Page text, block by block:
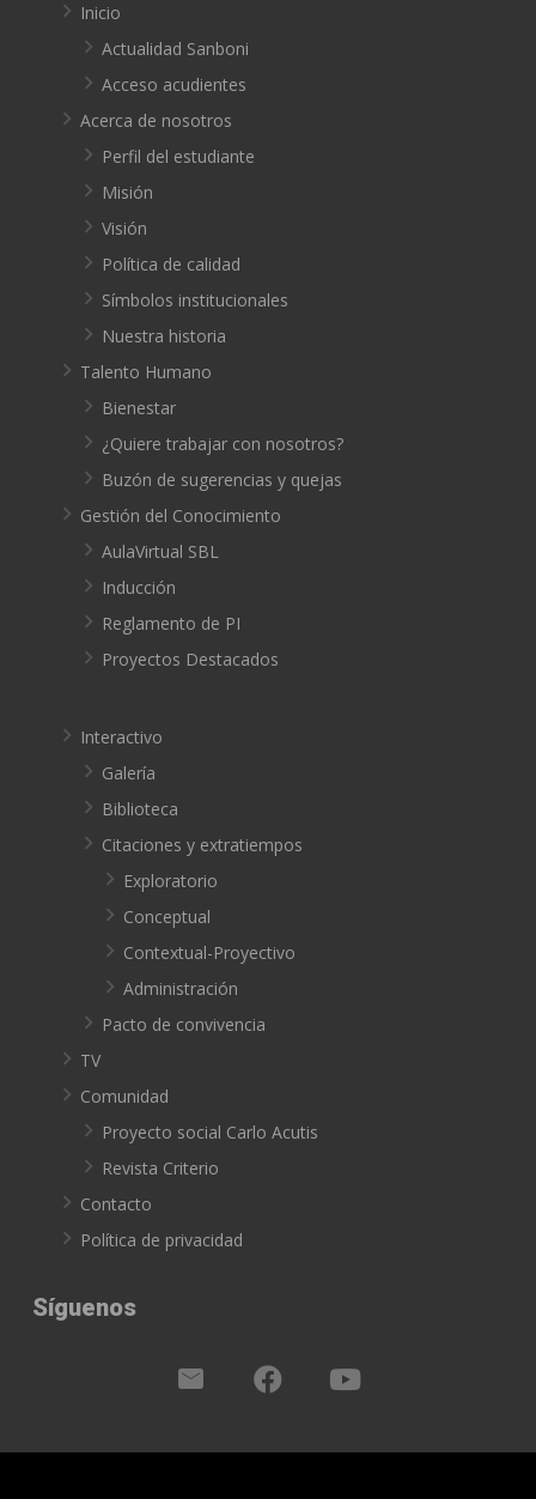
Inicio
Actualidad Sanboni
Acceso acudientes
Acerca de nosotros
Perfil del estudiante
Misión
Visión
Política de calidad
Símbolos institucionales
Nuestra historia
Talento Humano
Bienestar
¿Quiere trabajar con nosotros?
Buzón de sugerencias y quejas
Gestión del Conocimiento
AulaVirtual SBL
Inducción
Reglamento de PI
Proyectos Destacados
Interactivo
Galería
Biblioteca
Citaciones y extratiempos
Exploratorio
Conceptual
Contextual-Proyectivo
Administración
Pacto de convivencia
TV
Comunidad
Proyecto social Carlo Acutis
Revista Criterio
Contacto
Política de privacidad
Síguenos